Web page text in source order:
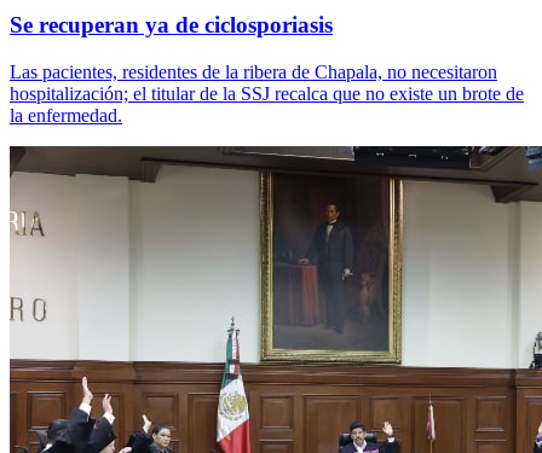
Se recuperan ya de ciclosporiasis
Las pacientes, residentes de la ribera de Chapala, no necesitaron
hospitalización; el titular de la SSJ recalca que no existe un brote de
la enfermedad.